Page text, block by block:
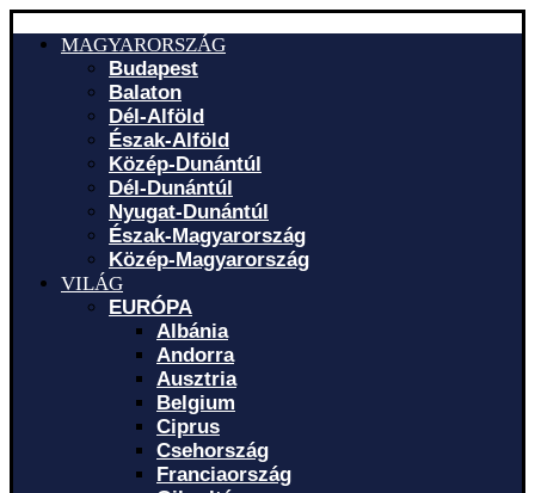
MAGYARORSZÁG
Budapest
Balaton
Dél-Alföld
Észak-Alföld
Közép-Dunántúl
Dél-Dunántúl
Nyugat-Dunántúl
Észak-Magyarország
Közép-Magyarország
VILÁG
EURÓPA
Albánia
Andorra
Ausztria
Belgium
Ciprus
Csehország
Franciaország